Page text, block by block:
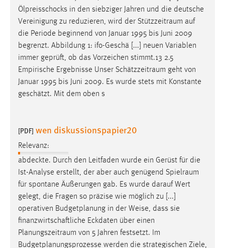
Ölpreisschocks in den siebziger Jahren und die deutsche
Vereinigung zu reduzieren, wird der Stützzeitraum auf
die Periode beginnend von Januar 1995 bis Juni 2009
begrenzt. Abbildung 1: ifo-Geschä [...] neuen Variablen
immer geprüft, ob das Vorzeichen stimmt.13 2.5
Empirische Ergebnisse Unser Schätzzeitraum geht von
Januar 1995 bis Juni 2009. Es wurde stets mit Konstante
geschätzt. Mit dem oben s
[PDF] wen diskussionspapier20
Relevanz:
abdeckte. Durch den Leitfaden wurde ein Gerüst für die
Ist-Analyse erstellt, der aber auch genügend Spielraum
für spontane Äußerungen gab. Es wurde darauf Wert
gelegt, die Fragen so präzise wie möglich zu [...]
operativen Budgetplanung in der Weise, dass sie
finanzwirtschaftliche Eckdaten über einen
Planungszeitraum von 5 Jahren festsetzt. Im
Budgetplanungsprozesse werden die strategischen Ziele,